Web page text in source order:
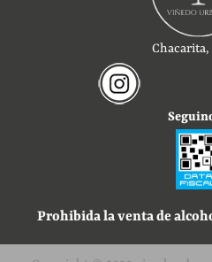
Chacarita,
Prohibida la venta de